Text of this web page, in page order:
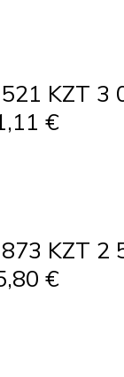
KZT 3
€
KZT 2
€